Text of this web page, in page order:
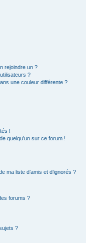
rejoindre un ?
?
une couleur différente ?
!
quelqu’un sur ce forum !
ma liste d’amis et d’ignorés ?
forums ?
?